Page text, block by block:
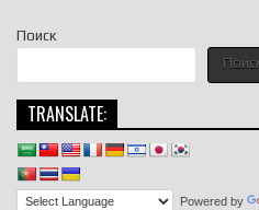
Поиск
TRANSLATE:
Powered by